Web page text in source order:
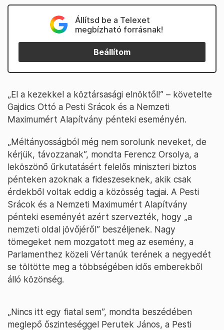
Állítsd be a Telexet
megbízható forrásnak!
Beállítom
„El a kezekkel a köztársasági elnöktől!” – követelte
Gajdics Ottó a Pesti Srácok és a Nemzeti
Maximumért Alapítvány pénteki eseményén.
„Méltányosságból még nem sorolunk neveket, de
kérjük, távozzanak”, mondta Ferencz Orsolya, a
leköszönő űrkutatásért felelős miniszteri biztos
pénteken azoknak a fideszeseknek, akik csak
érdekből voltak eddig a közösség tagjai. A Pesti
Srácok és a Nemzeti Maximumért Alapítvány
pénteki eseményét azért szervezték, hogy „a
nemzeti oldal jövőjéről” beszéljenek. Nagy
tömegeket nem mozgatott meg az esemény, a
Parlamenthez közeli Vértanúk terének a negyedét
se töltötte meg a többségében idős emberekből
álló közönség.
„Nincs itt egy fiatal sem”, mondta beszédében
meglepő őszinteséggel Perutek János, a Pesti